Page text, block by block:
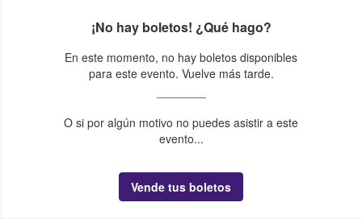
¡No hay boletos! ¿Qué hago?
En este momento, no hay boletos disponibles
para este evento. Vuelve más tarde.
O si por algún motivo no puedes asistir a este
evento...
Vende tus boletos